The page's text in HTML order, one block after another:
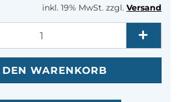
inkl. 19% MwSt. zzgl. Versand